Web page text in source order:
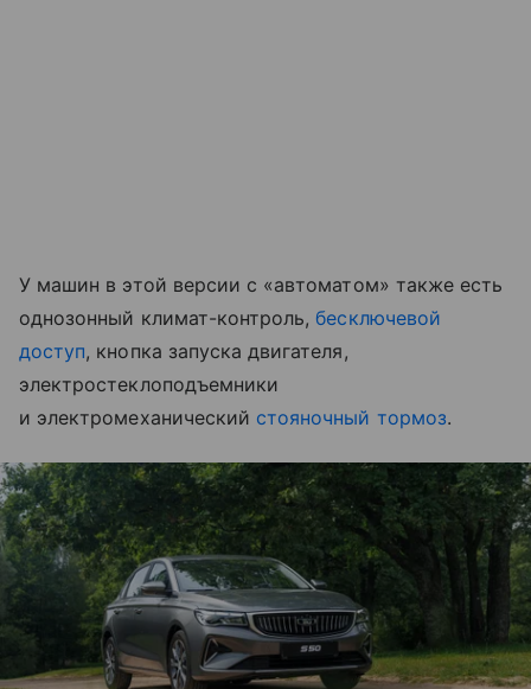
У машин в этой версии с «автоматом» также есть
однозонный климат-контроль,бесключевой
доступ, кнопка запуска двигателя,
электростеклоподъемники
и электромеханический стояночный тормоз.